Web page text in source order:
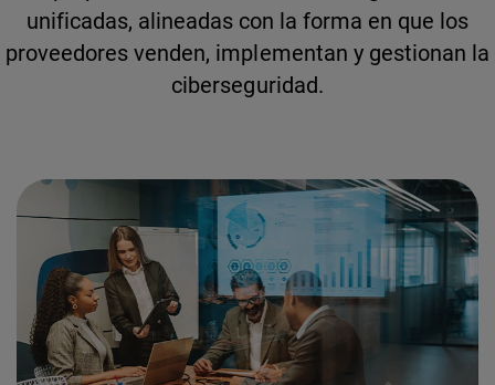
unificadas, alineadas con la forma en que los
proveedores venden, implementan y gestionan la
ciberseguridad.